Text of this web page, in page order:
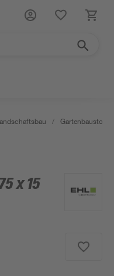
/ Gartenbaustoffe
x 15